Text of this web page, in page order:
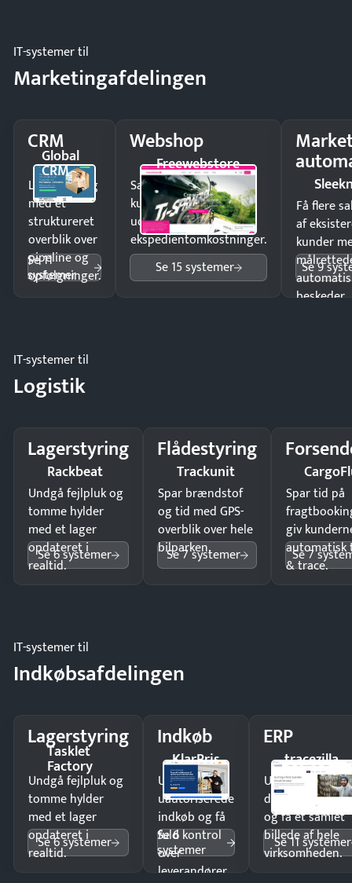
IT-systemer til
Marketingafdelingen
CRM
Global
CRM
Luk flere salg
med et
struktureret
overblik over
pipeline og
opfølgninger.
Se 11
systemer
Webshop
Freewebstore
Sælg produkter 24/7 til
kunder i hele landet
uden
ekspedientomkostninger.
Se 15 systemer
Få flere
af
kunder
beskeder.
Se 9
IT-systemer til
Logistik
Lagerstyring
Rackbeat
Undgå fejlpluk og
tomme hylder
med et lager
opdateret i
realtid.
Se 6 systemer
Flådestyring
Trackunit
Spar brændstof
og tid med GPS-
overblik over hele
bilparken.
Se 7 systemer
Spar tid på
giv
automatisk
& trace.
Se 7
IT-systemer til
Indkøbsafdelingen
Lagerstyring
Tasklet
Factory
Undgå fejlpluk og
tomme hylder
med et lager
opdateret i
realtid.
Se 6 systemer
Indkøb
KlarPris
Undgå
uautoriserede
indkøb og få
fuld kontrol
over
leverandører
Se 6
systemer
ERP
tracezilla
Undgå
og få ét samlet
billede af hele
virksomheden.
Se 11 systemer